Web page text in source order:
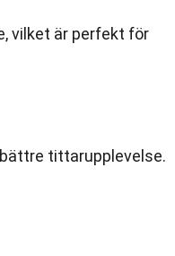
vilket är perfekt för
tittarupplevelse.